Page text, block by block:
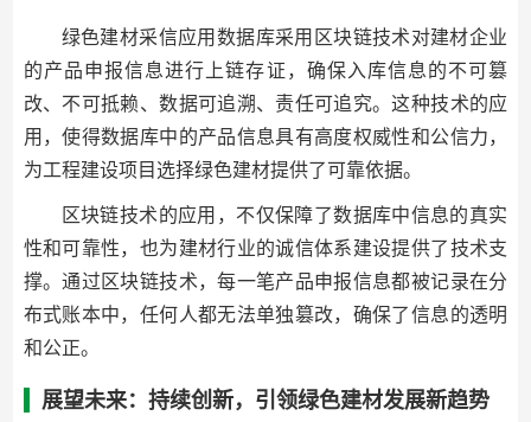
绿色建材采信应用数据库采用区块链技术对建材企业
的产品申报信息进行上链存证，确保入库信息的不可篡
改、不可抵赖、数据可追溯、责任可追究。这种技术的应
用，使得数据库中的产品信息具有高度权威性和公信力，
为工程建设项目选择绿色建材提供了可靠依据。
区块链技术的应用，不仅保障了数据库中信息的真实
性和可靠性，也为建材行业的诚信体系建设提供了技术支
撑。通过区块链技术，每一笔产品申报信息都被记录在分
布式账本中，任何人都无法单独篡改，确保了信息的透明
和公正。
展望未来：持续创新，引领绿色建材发展新趋势